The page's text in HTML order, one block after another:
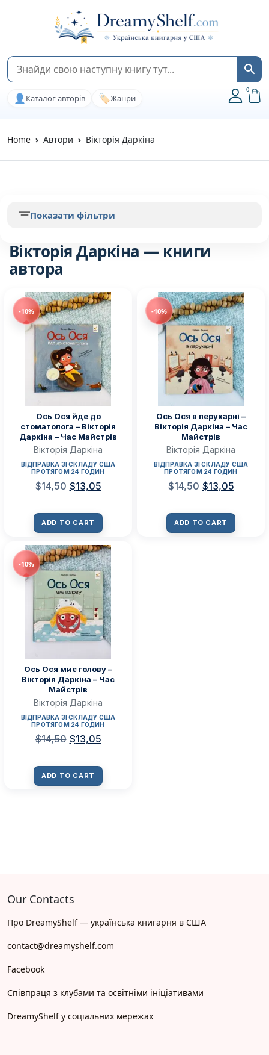
👤 Каталог авторів 🏷️Жанри
0
Home Автори Вікторія Даркіна
Вікторія Даркіна — книги
автора
-10%
Ось Ося йде до
стоматолога – Вікторія
Даркіна – Час Майстрів
Вікторія Даркіна
ВІДПРАВКА ЗІ СКЛАДУ США
ПРОТЯГОМ 24 ГОДИН
$14,50 $13,05
ADD TO CART
-10%
Ось Ося в перукарні –
Вікторія Даркіна – Час
Майстрів
Вікторія Даркіна
ВІДПРАВКА ЗІ СКЛАДУ США
ПРОТЯГОМ 24 ГОДИН
$14,50 $13,05
ADD TO CART
-10%
Ось Ося миє голову –
Вікторія Даркіна – Час
Майстрів
Вікторія Даркіна
ВІДПРАВКА ЗІ СКЛАДУ США
ПРОТЯГОМ 24 ГОДИН
$14,50 $13,05
ADD TO CART
Показати фільтри
Our Contacts
Про DreamyShelf — українська книгарня в США
contact@dreamyshelf.com
Facebook
Співпраця з клубами та освітніми ініціативами
DreamyShelf у соціальних мережах